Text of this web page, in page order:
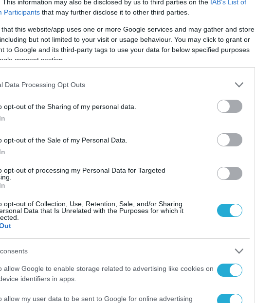
This information may also be disclosed by us to third parties on the IAB’s List of
Participants that may further disclose it to other third parties.
that this website/app uses one or more Google services and may gather and store
but not limited to your visit or usage behaviour. You may click to grant or
to Google and its third-party tags to use your data for below specified purposes
consent section.
Data Processing Opt Outs
opt-out of the Sharing of my personal data.
opt-out of the Sale of my Personal Data.
opt-out of processing my Personal Data for Targeted
opt-out of Collection, Use, Retention, Sale, and/or Sharing
Data that Is Unrelated with the Purposes for which it
allow Google to enable storage related to advertising like cookies on
identifiers in apps.
allow my user data to be sent to Google for online advertising
defencenet.gr
ΑΡΘΡΟ